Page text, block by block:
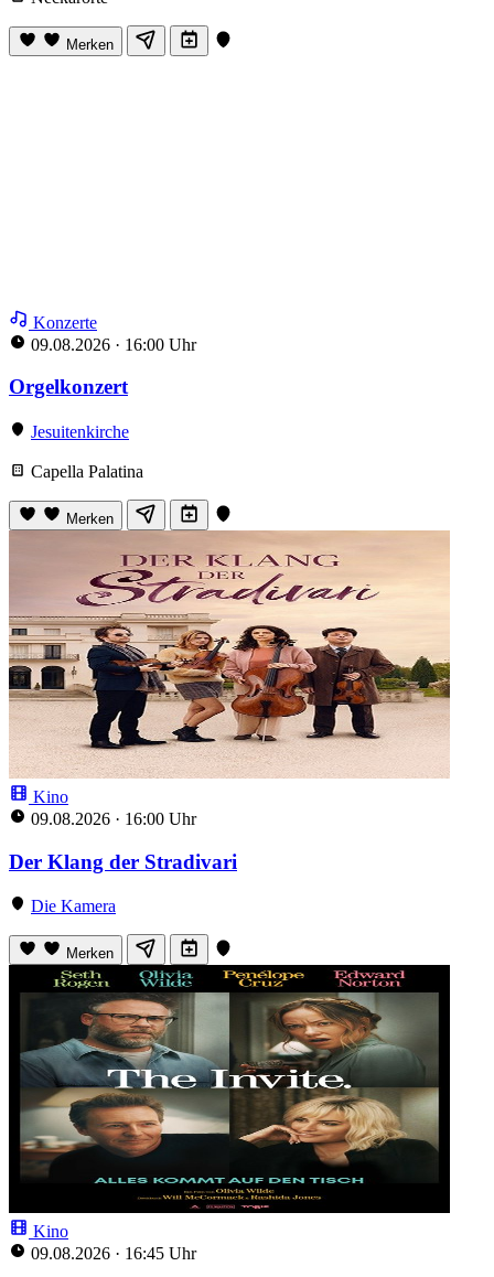
Merken
Konzerte
09.08.2026 · 16:00 Uhr
Orgelkonzert
Jesuitenkirche
Capella Palatina
Merken
Kino
09.08.2026 · 16:00 Uhr
Der Klang der Stradivari
Die Kamera
Merken
Kino
09.08.2026 · 16:45 Uhr